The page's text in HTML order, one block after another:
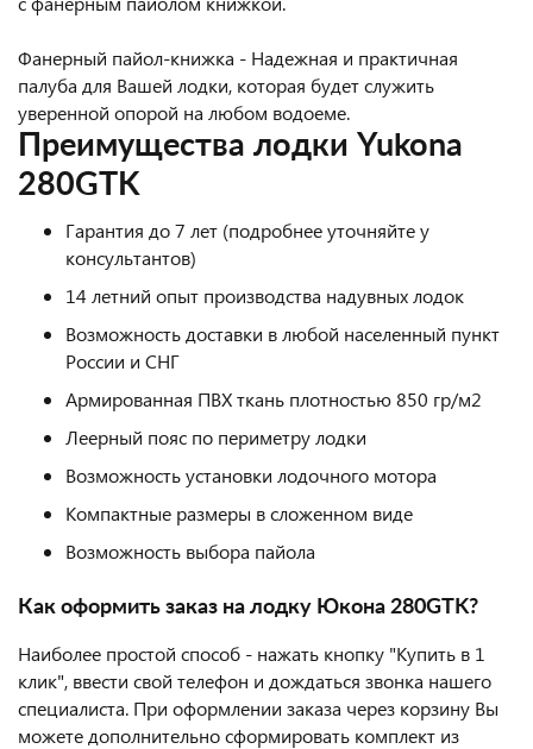
Фанерный пайол-книжка - Надежная и практичная
палуба для Вашей лодки, которая будет служить
уверенной опорой на любом водоеме.
Преимущества лодки Yukona
280GTK
Гарантия до 7 лет (подробнее уточняйте у
консультантов)
14 летний опыт производства надувных лодок
Возможность доставки в любой населенный пункт
России и СНГ
Армированная ПВХ ткань плотностью 850 гр/м2
Леерный пояс по периметру лодки
Возможность установки лодочного мотора
Компактные размеры в сложенном виде
Возможность выбора пайола
Как оформить заказ на лодку Юкона 280GTK?
Наиболее простой способ - нажать кнопку "Купить в 1
клик", ввести свой телефон и дождаться звонка нашего
специалиста. При оформлении заказа через корзину Вы
можете дополнительно сформировать комплект из